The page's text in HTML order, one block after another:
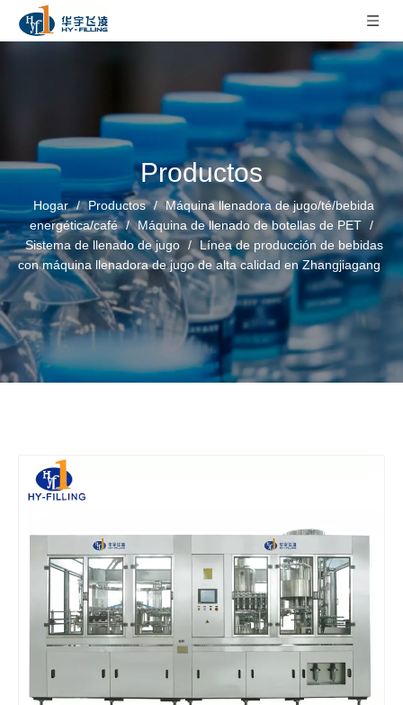
Productos
Hogar / Productos / Máquina llenadora de jugo/té/bebida
energética/café / Máquina de llenado de botellas de PET /
Sistema de llenado de jugo /
Línea de producción de bebidas
con máquina llenadora de jugo de alta calidad en Zhangjiagang